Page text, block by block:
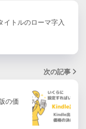
イトルのローマ字入
次の記事
の価